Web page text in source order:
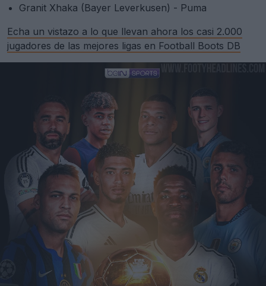
Granit Xhaka (Bayer Leverkusen) - Puma
Echa un vistazo a lo que llevan ahora los casi 2.000
jugadores de las mejores ligas en Football Boots DB